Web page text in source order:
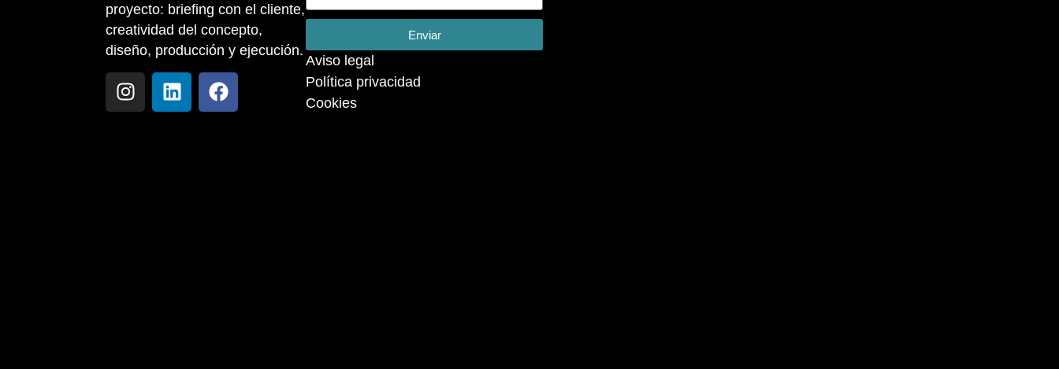
proyecto: briefing con el cliente,
creatividad del concepto,
diseño, producción y ejecución.
Enviar
Aviso legal
Política privacidad
Cookies